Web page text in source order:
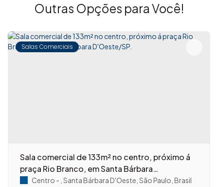
Outras Opções para Você!
Salas Comerciais
Sala comercial de 133m² no centro, próximo á
praça Rio Branco, em Santa Bárbara
D'Oeste/SP.
Centro Santa Bárbara D'Oeste São Paulo Brasil